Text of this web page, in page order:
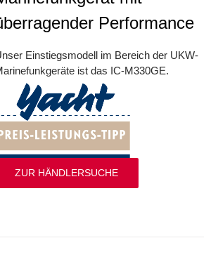
Performance
Einstiegsmodell im Bereich der UKW-
ist das IC-M330GE.
ZUR HÄNDLERSUCHE